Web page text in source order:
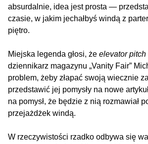
absurdalnie, idea jest prosta —
czasie, w jakim jechałbyś windą z
piętro.
Miejska legenda głosi, że elevator pitch
dziennikarz magazynu „Vanity Fair”
problem, żeby złapać swoją wiecznie
przedstawić jej pomysły na nowe
na pomysł, że będzie z nią rozmawiał
przejażdżek windą.
W rzeczywistości rzadko odbywa się